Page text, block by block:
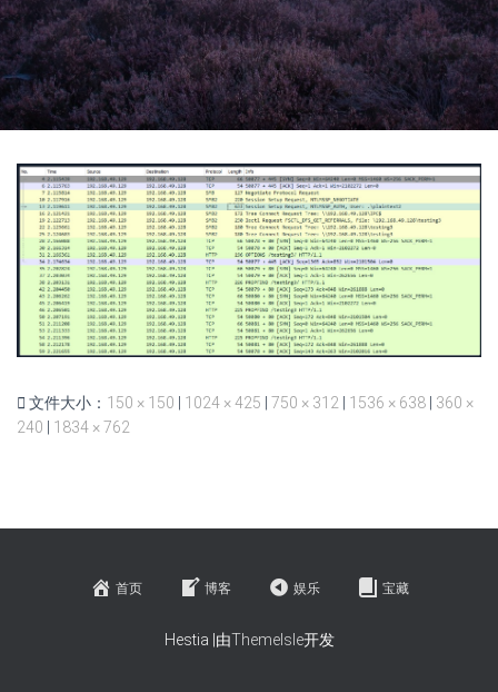
文件大小： 150 × 150 1024 × 425 750 × 312 1536 × 638
360 ×
240
1834 × 762
首页 博客 娱乐 宝藏
Hestia |由ThemeIsle开发